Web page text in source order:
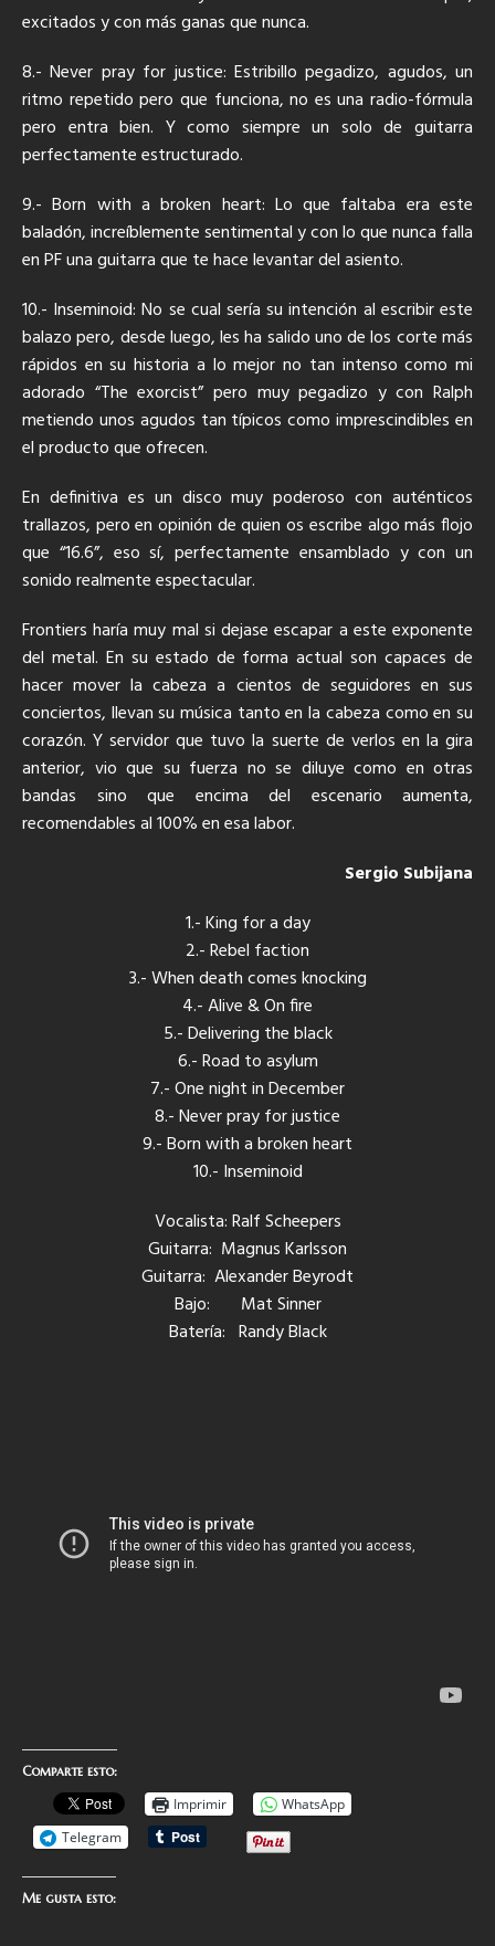
excitados y con más ganas que nunca.
8.- Never pray for justice: Estribillo pegadizo, agudos, un
ritmo repetido pero que funciona, no es una radio-fórmula
pero entra bien. Y como siempre un solo de guitarra
perfectamente estructurado.
9.- Born with a broken heart: Lo que faltaba era este
baladón, increíblemente sentimental y con lo que nunca falla
en PF una guitarra que te hace levantar del asiento.
10.- Inseminoid: No se cual sería su intención al escribir este
balazo pero, desde luego, les ha salido uno de los corte más
rápidos en su historia a lo mejor no tan intenso como mi
adorado “The exorcist” pero muy pegadizo y con Ralph
metiendo unos agudos tan típicos como imprescindibles en
el producto que ofrecen.
En definitiva es un disco muy poderoso con auténticos
trallazos, pero en opinión de quien os escribe algo más flojo
que “16.6”, eso sí, perfectamente ensamblado y con un
sonido realmente espectacular.
Frontiers haría muy mal si dejase escapar a este exponente
del metal. En su estado de forma actual son capaces de
hacer mover la cabeza a cientos de seguidores en sus
conciertos, llevan su música tanto en la cabeza como en su
corazón. Y servidor que tuvo la suerte de verlos en la gira
anterior, vio que su fuerza no se diluye como en otras
bandas sino que encima del escenario aumenta,
recomendables al 100% en esa labor.
Sergio Subijana
1.- King for a day
2.- Rebel faction
3.- When death comes knocking
4.- Alive & On fire
5.- Delivering the black
6.- Road to asylum
7.- One night in December
8.- Never pray for justice
9.- Born with a broken heart
10.- Inseminoid
Vocalista: Ralf Scheepers
Guitarra: Magnus Karlsson
Guitarra: Alexander Beyrodt
Bajo: Mat Sinner
Batería: Randy Black
Comparte esto:
Imprimir
WhatsApp
Telegram
Me gusta esto: